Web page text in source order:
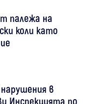
палежа на
коли като
в
Инспекцията по